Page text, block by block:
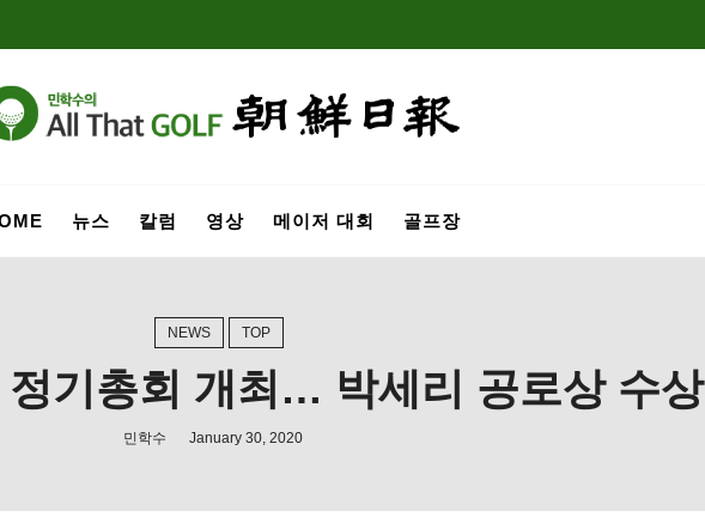
뉴스 칼럼 영상 메이저 대회 골프장
NEWS TOP
정기총회 개최… 박세리 공로상 수상
민학수 January 30, 2020